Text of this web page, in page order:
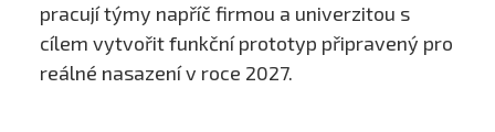
pracují týmy napříč firmou a univerzitou s
cílem vytvořit funkční prototyp připravený pro
reálné nasazení v roce 2027.